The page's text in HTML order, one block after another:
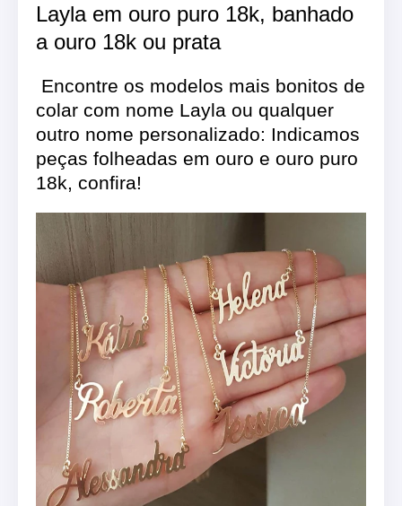
Layla em ouro puro 18k, banhado
a ouro 18k ou prata
Encontre os modelos mais bonitos de
colar com nome Layla ou qualquer
outro nome personalizado: Indicamos
peças folheadas em ouro e ouro puro
18k, confira!